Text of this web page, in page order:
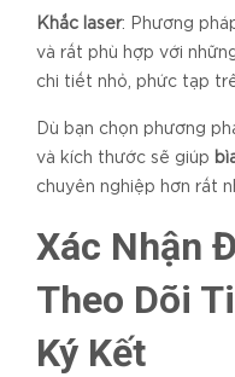
Khắc laser: Phương
và rất phù hợp với
chi tiết nhỏ, phức tạp
Dù bạn chọn phương
và kích thước sẽ giúp
chuyên nghiệp hơn rất
Xác Nhận
Theo Dõi
Ký Kết